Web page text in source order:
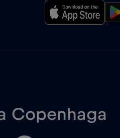
Copenhaga